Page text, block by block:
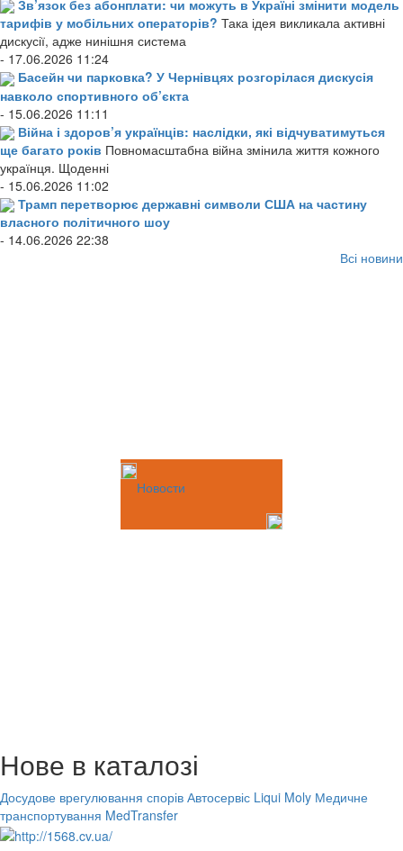
Зв’язок без абонплати: чи можуть в Україні змінити модель
тарифів у мобільних операторів? Така ідея викликала активні
дискусії, адже нинішня система
- 17.06.2026 11:24
Басейн чи парковка? У Чернівцях розгорілася дискусія
навколо спортивного об’єкта
- 15.06.2026 11:11
Війна і здоров’я українців: наслідки, які відчуватимуться
ще багато років Повномасштабна війна змінила життя кожного
українця. Щоденні
- 15.06.2026 11:02
Трамп перетворює державні символи США на частину
власного політичного шоу
- 14.06.2026 22:38
Всі новини
Новости
Нове в каталозі
Досудове врегулювання спорів Автосервіс Liqui Moly Медичне
транспортування MedTransfer